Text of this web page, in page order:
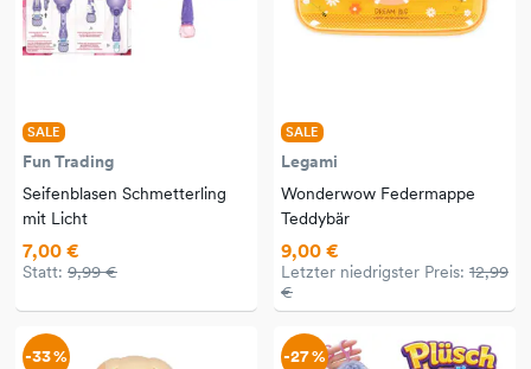
SALE
Fun Trading
Seifenblasen Schmetterling
mit Licht
7,00 €
Statt: 9,99 €
SALE
Legami
Wonderwow Federmappe
Teddybär
9,00 €
Letzter niedrigster Preis: 12,99
€
-33 % -27 %